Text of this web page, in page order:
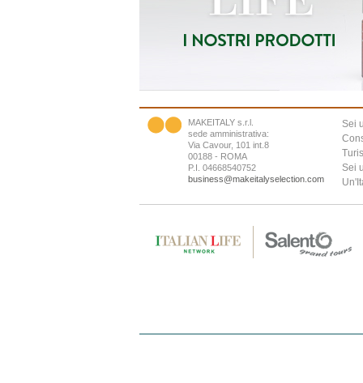
MAKEITALY s.r.l.
sede amministrativa:
Via Cavour, 101 int.8
00188 - ROMA
P.I. 04668540752
business@makeitalyselection.com
Sei
Sei